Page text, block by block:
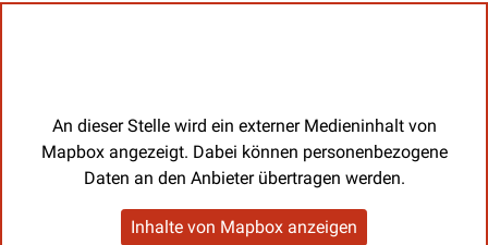
An dieser Stelle wird ein externer Medieninhalt von
Mapbox angezeigt. Dabei können personenbezogene
Daten an den Anbieter übertragen werden.
Inhalte von Mapbox anzeigen